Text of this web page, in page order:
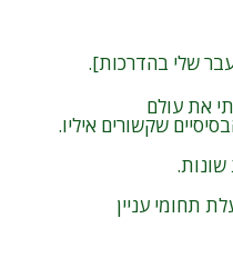
שלי בהדרכות].
את עולם
שקשורים איליו.
שונות.
תחומי עניין